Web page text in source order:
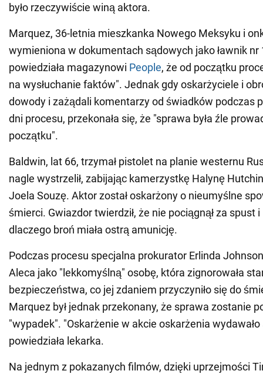
było rzeczywiście winą aktora.
Marquez, 36-letnia mieszkanka Nowego Meksyku i
wymieniona w dokumentach sądowych jako ławnik nr
powiedziała magazynowi People, że od początku
na wysłuchanie faktów". Jednak gdy oskarżyciele i
dowody i zażądali komentarzy od świadków podczas
dni procesu, przekonała się, że "sprawa była źle
początku".
Baldwin, lat 66, trzymał pistolet na planie westernu
nagle wystrzelił, zabijając kamerzystkę Halynę
Joela Souzę. Aktor został oskarżony o nieumyślne
śmierci. Gwiazdor twierdził, że nie pociągnął za spust i
dlaczego broń miała ostrą amunicję.
Podczas procesu specjalna prokurator Erlinda
Aleca jako "lekkomyślną" osobę, która zignorowała
bezpieczeństwa, co jej zdaniem przyczyniło się do
Marquez był jednak przekonany, że sprawa zostanie
"wypadek". "Oskarżenie w akcie oskarżenia
powiedziała lekarka.
Na jednym z pokazanych filmów, dzięki uprzejmości